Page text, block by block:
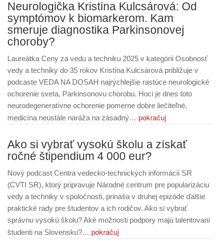
Neurologička Kristína Kulcsárová: Od
symptómov k biomarkerom. Kam
smeruje diagnostika Parkinsonovej
choroby?
Laureátka Ceny za vedu a techniku 2025 v kategórii Osobnosť
vedy a techniky do 35 rokov Kristína Kulcsárová približuje v
podcaste VEDA NA DOSAH najrýchlejšie rastúce neurologické
ochorenie sveta, Parkinsonovu chorobu. Hoci je dnes toto
neurodegeneratívne ochorenie pomerne dobre liečiteľné,
medicína neustále naráža na zásadný… pokračuj
Ako si vybrať vysokú školu a získať
ročné štipendium 4 000 eur?
Nový podcast Centra vedecko-technických informácií SR
(CVTI SR), ktorý pripravuje Národné centrum pre popularizáciu
vedy a techniky v spoločnosti, prináša v druhej epizóde ďalšie
praktické rady pre študentov a ich rodičov. Ako si vybrať
správnu vysokú školu? Aké možnosti podpory majú talentovaní
študenti na Slovensku?… pokračuj